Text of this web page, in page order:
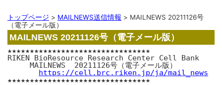
トップページ > MAILNEWS送信情報 > MAILNEWS 20211126号
（電子メール版）
MAILNEWS 20211126号（電子メール版）
★★★★★★★★★★★★★★★★★★★★★★★★★★★★★★★★
RIKEN BioResource Research Center Cell Bank
MAILNEWS  20211126号（電子メール版）
https://cell.brc.riken.jp/ja/mail_news
★★★★★★★★★★★★★★★★★★★★★★★★★★★★★★★★